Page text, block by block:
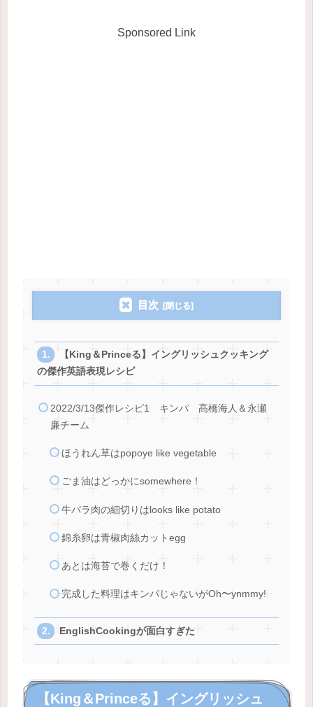
Sponsored Link
目次
【King＆Princeる】イングリッシュクッキング
の傑作英語表現レシピ
2022/3/13傑作レシピ1 キンパ 髙橋海人＆永瀬
廉チーム
ほうれん草はpopoye like vegetable
ごま油はどっかにsomewhere！
牛バラ肉の細切りはlooks like potato
錦糸卵は青椒肉絲カットegg
あとは海苔で巻くだけ！
完成した料理はキンパじゃないがOh〜ynmmy!
EnglishCookingが面白すぎた
【King＆Princeる】イングリッシュ